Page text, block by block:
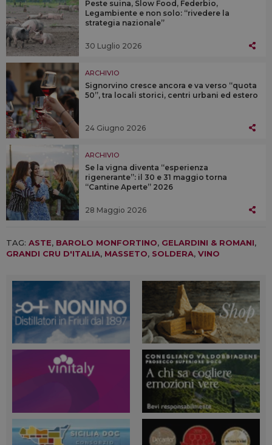
Peste suina, Slow Food, Federbio,
Legambiente e non solo: “rivedere la
strategia nazionale”
30 Luglio 2026
ARCHIVIO
Signorvino cresce ancora e va verso “quota
50”, tra locali storici, centri urbani ed estero
24 Giugno 2026
ARCHIVIO
Se la vigna diventa “esperienza
rigenerante”: il 30 e 31 maggio torna
“Cantine Aperte” 2026
28 Maggio 2026
TAG: ASTE, BAROLO MONFORTINO, GELARDINI & ROMANI,
GRANDI CRU D'ITALIA, MASSETO, SOLDERA, VINO